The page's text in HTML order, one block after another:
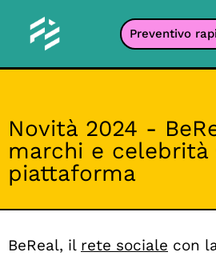
Preventivo
Novità 2024 -
marchi e celebrità
piattaforma
BeReal, il rete sociale con